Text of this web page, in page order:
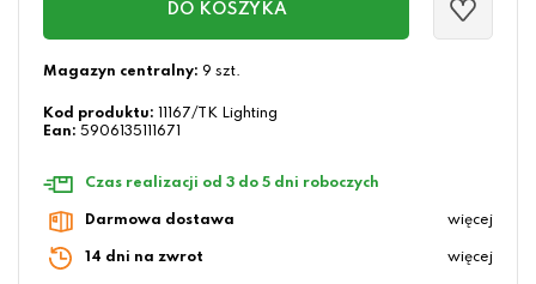
DO KOSZYKA
Magazyn centralny: 9 szt.
Kod produktu:
11167/TK Lighting
Ean: 5906135111671
Czas realizacji od 3 do 5 dni roboczych
Darmowa dostawa więcej
14 dni na zwrot więcej